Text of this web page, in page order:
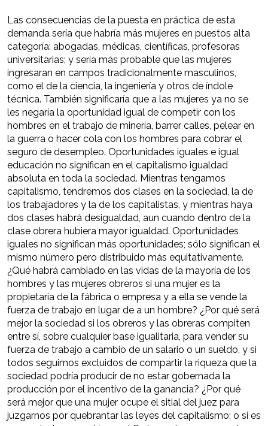
Las consecuencias de la puesta en práctica de esta
demanda sería que habría más mujeres en puestos alta
categoría: abogadas, médicas, científicas, profesoras
universitarias; y sería más probable que las mujeres
ingresaran en campos tradicionalmente masculinos,
como el de la ciencia, la ingeniería y otros de índole
técnica. También significaría que a las mujeres ya no se
les negaría la oportunidad igual de competir con los
hombres en el trabajo de minería, barrer calles, pelear en
la guerra o hacer cola con los hombres para cobrar el
seguro de desempleo. Oportunidades iguales e igual
educación no significan en el capitalismo igualdad
absoluta en toda la sociedad. Mientras tengamos
capitalismo, tendremos dos clases en la sociedad, la de
los trabajadores y la de los capitalistas, y mientras haya
dos clases habrá desigualdad, aun cuando dentro de la
clase obrera hubiera mayor igualdad. Oportunidades
iguales no significan más oportunidades; sólo significan el
mismo número pero distribuido más equitativamente.
¿Qué habrá cambiado en las vidas de la mayoría de los
hombres y las mujeres obreros si una mujer es la
propietaria de la fábrica o empresa y a ella se vende la
fuerza de trabajo en lugar de a un hombre? ¿Por qué será
mejor la sociedad si los obreros y las obreras compiten
entre sí, sobre cualquier base igualitaria, para vender su
fuerza de trabajo a cambio de un salario o un sueldo, y si
todos seguimos excluidos de compartir la riqueza que la
sociedad podría producir de no estar gobernada la
producción por el incentivo de la ganancia? ¿Por qué
será mejor que una mujer ocupe el sitial del juez para
juzgarnos por quebrantar las leyes del capitalismo; o si es